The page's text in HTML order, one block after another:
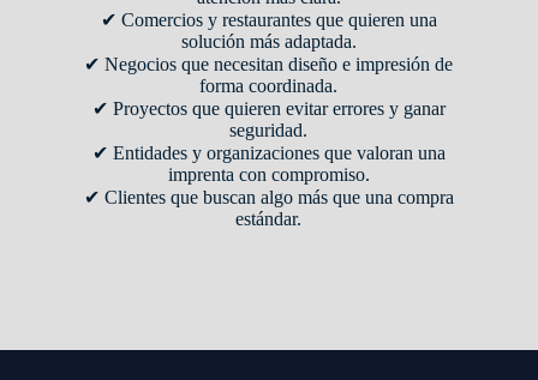
✔ Comercios y restaurantes que quieren una
solución más adaptada.
✔ Negocios que necesitan diseño e impresión de
forma coordinada.
✔ Proyectos que quieren evitar errores y ganar
seguridad.
✔ Entidades y organizaciones que valoran una
imprenta con compromiso.
✔ Clientes que buscan algo más que una compra
estándar.